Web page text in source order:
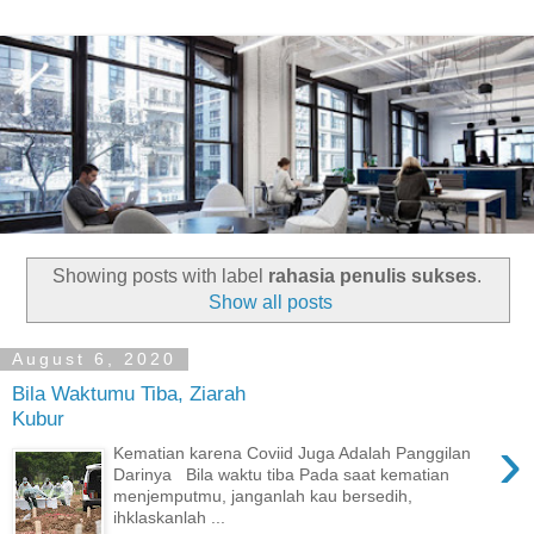
Showing posts with label rahasia penulis sukses.
Show all posts
August 6, 2020
Bila Waktumu Tiba, Ziarah
Kubur
›
Kematian karena Coviid Juga Adalah Panggilan
Darinya Bila waktu tiba Pada saat kematian
menjemputmu, janganlah kau bersedih,
ihklaskanlah ...